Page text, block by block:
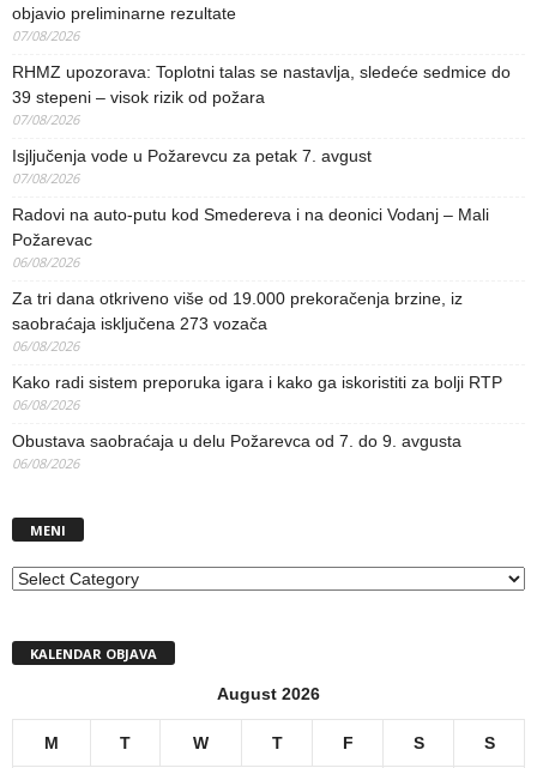
objavio preliminarne rezultate
07/08/2026
RHMZ upozorava: Toplotni talas se nastavlja, sledeće sedmice do
39 stepeni – visok rizik od požara
07/08/2026
Isjljučenja vode u Požarevcu za petak 7. avgust
07/08/2026
Radovi na auto-putu kod Smedereva i na deonici Vodanj – Mali
Požarevac
06/08/2026
Za tri dana otkriveno više od 19.000 prekoračenja brzine, iz
saobraćaja isključena 273 vozača
06/08/2026
Kako radi sistem preporuka igara i kako ga iskoristiti za bolji RTP
06/08/2026
Obustava saobraćaja u delu Požarevca od 7. do 9. avgusta
06/08/2026
MENI
MENI
KALENDAR OBJAVA
August 2026
M T W T F S S